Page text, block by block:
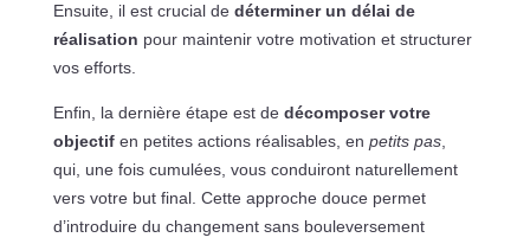
Ensuite, il est crucial de déterminer un délai de
réalisation pour maintenir votre motivation et structurer
vos efforts.
Enfin, la dernière étape est de décomposer votre
objectifen petites actions réalisables, en petits pas,
qui, une fois cumulées, vous conduiront naturellement
vers votre but final. Cette approche douce permet
d’introduire du changement sans bouleversement